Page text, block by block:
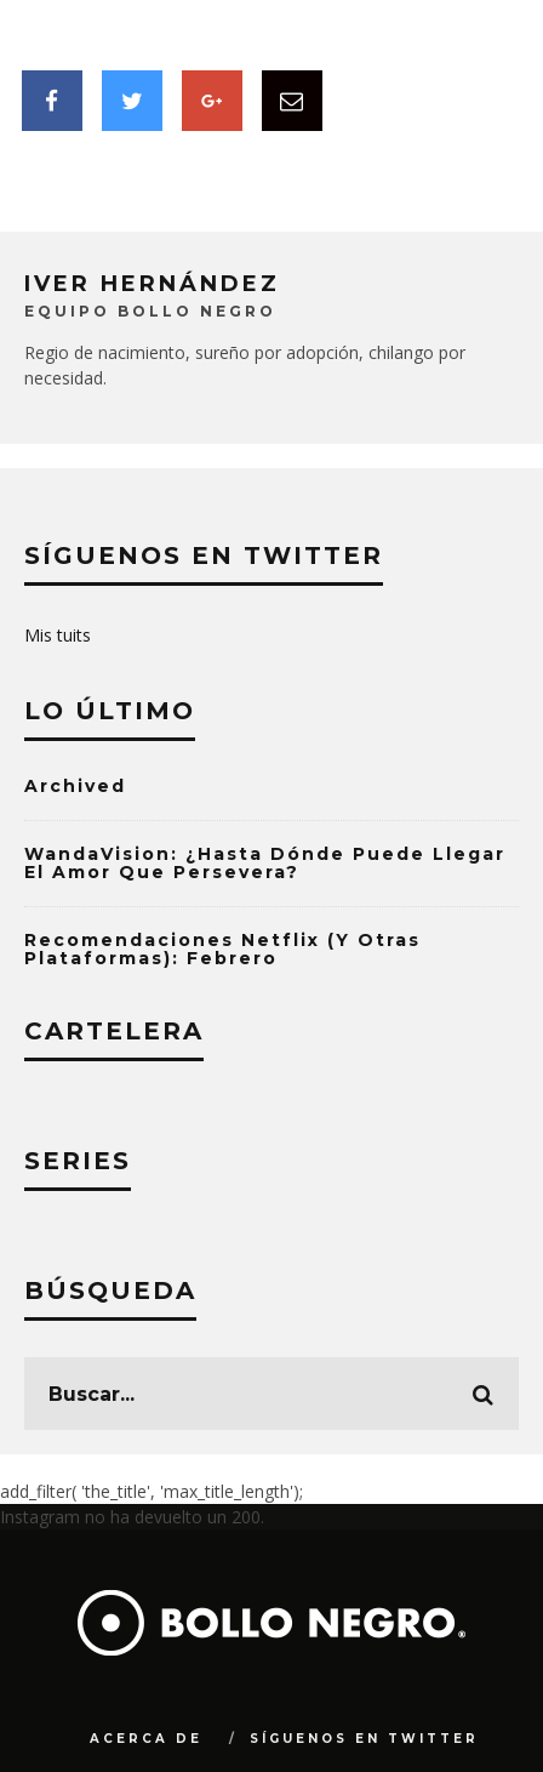
IVER HERNÁNDEZ
EQUIPO BOLLO NEGRO
Regio de nacimiento, sureño por adopción, chilango por
necesidad.
SÍGUENOS EN TWITTER
Mis tuits
LO ÚLTIMO
Archived
WandaVision: ¿Hasta Dónde Puede Llegar
El Amor Que Persevera?
Recomendaciones Netflix (y Otras
Plataformas): Febrero
CARTELERA
SERIES
BÚSQUEDA
add_filter( 'the_title', 'max_title_length');
Instagram no ha devuelto un 200.
ACERCA DE SÍGUENOS EN TWITTER